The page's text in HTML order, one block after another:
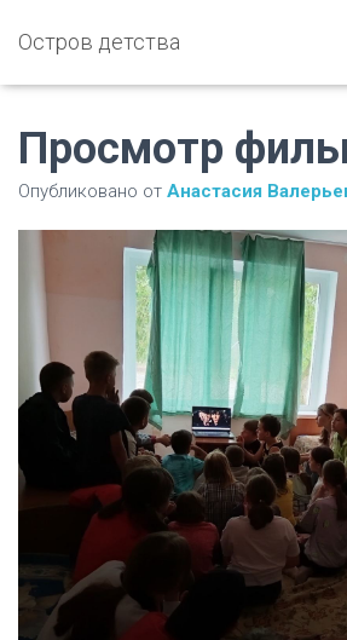
Остров детства
Просмотр
Опубликовано от Анастасия